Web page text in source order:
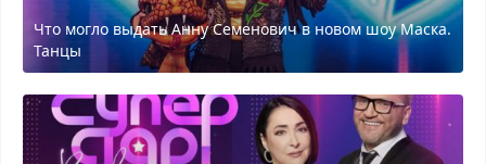
Что могло выдать Анну Семенович в новом шоу Маска.
Танцы